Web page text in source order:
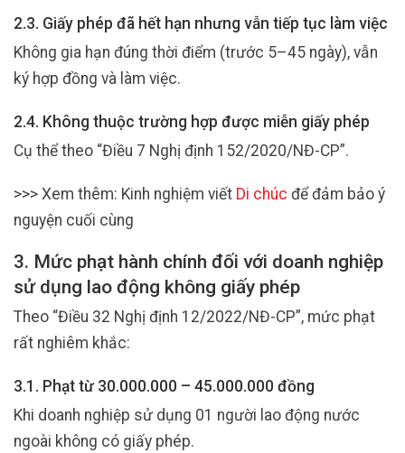
2.3. Giấy phép đã hết hạn nhưng vẫn tiếp tục làm việc
Không gia hạn đúng thời điểm (trước 5–45 ngày), vẫn
ký hợp đồng và làm việc.
2.4. Không thuộc trường hợp được miễn giấy phép
Cụ thể theo “Điều 7 Nghị định 152/2020/NĐ-CP”.
>>> Xem thêm: Kinh nghiệm viết Di chúc để đảm bảo ý
nguyện cuối cùng
3. Mức phạt hành chính đối với doanh nghiệp
sử dụng lao động không giấy phép
Theo “Điều 32 Nghị định 12/2022/NĐ-CP”, mức phạt
rất nghiêm khắc:
3.1. Phạt từ 30.000.000 – 45.000.000 đồng
Khi doanh nghiệp sử dụng 01 người lao động nước
ngoài không có giấy phép.